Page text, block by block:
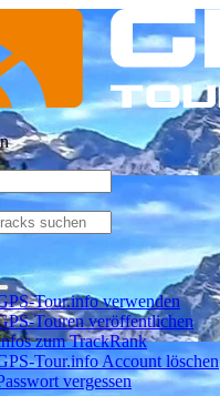
Tour.info verwenden
Touren veröffentlichen
zum TrackRank
Tour.info Account löschen
vergessen